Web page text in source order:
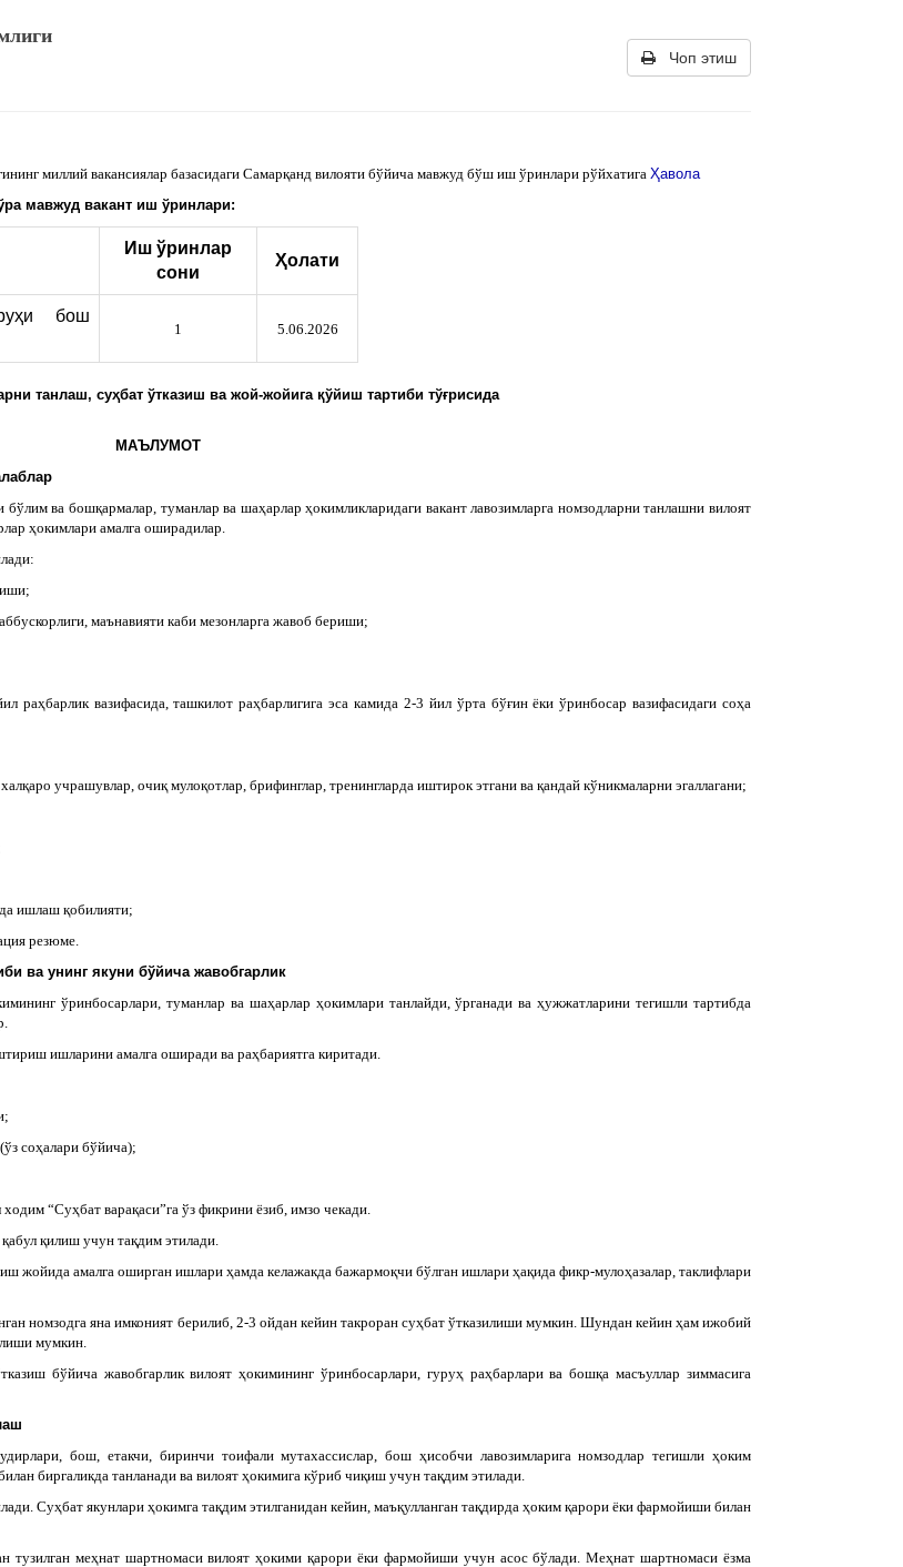
Чоп этиш
миллий вакансиялар базасидаги Самарқанд вилояти бўйича мавжуд бўш иш ўринлари рўйхатига Ҳавола
мавжуд вакант иш ўринлари:
Иш ўринлар
сони
Ҳолати
бош
1 5.06.2026
танлаш, суҳбат ўтказиш ва жой-жойига қўйиш тартиби тўғрисида
МАЪЛУМОТ
ва бошқармалар, туманлар ва шаҳарлар ҳокимликларидаги вакант лавозимларга номзодларни танлашни вилоят
ҳокимлари амалга оширадилар.
маънавияти каби мезонларга жавоб бериши;
вазифасида, ташкилот раҳбарлигига эса камида 2-3 йил ўрта бўғин ёки ўринбосар вазифасидаги соҳа
учрашувлар, очиқ мулоқотлар, брифинглар, тренингларда иштирок этгани ва қандай кўникмаларни эгаллагани;
ишлаш қобилияти;
резюме.
ва унинг якуни бўйича жавобгарлик
ўринбосарлари, туманлар ва шаҳарлар ҳокимлари танлайди, ўрганади ва ҳужжатларини тегишли тартибда
ишларини амалга оширади ва раҳбариятга киритади.
соҳалари бўйича);
“Суҳбат варақаси”га ўз фикрини ёзиб, имзо чекади.
қилиш учун тақдим этилади.
жойида амалга оширган ишлари ҳамда келажакда бажармоқчи бўлган ишлари ҳақида фикр-мулоҳазалар, таклифлари
номзодга яна имконият берилиб, 2-3 ойдан кейин такроран суҳбат ўтказилиши мумкин. Шундан кейин ҳам ижобий
мумкин.
бўйича жавобгарлик вилоят ҳокимининг ўринбосарлари, гуруҳ раҳбарлари ва бошқа масъуллар зиммасига
бош, етакчи, биринчи тоифали мутахассислар, бош ҳисобчи лавозимларига номзодлар тегишли ҳоким
биргаликда танланади ва вилоят ҳокимига кўриб чиқиш учун тақдим этилади.
Суҳбат якунлари ҳокимга тақдим этилганидан кейин, маъқулланган тақдирда ҳоким қарори ёки фармойиши билан
тузилган меҳнат шартномаси вилоят ҳокими қарори ёки фармойиши учун асос бўлади. Меҳнат шартномаси ёзма